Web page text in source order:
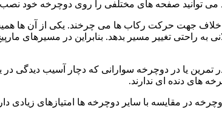
می توانید صفحه های مختلفی را روی دوچرخه خود نصب
جهت حرکت رکاب ها می چرخند. یکی از آن ها
تغییر مسیر بدهد. بنابراین در مسیرهای
تمرین یا در دوچرخه سوارانی که دچار آسیب دیدگی
های دنده ای ندارند.
در مقایسه با سایر دوچرخه ها امتیازهای زیادی